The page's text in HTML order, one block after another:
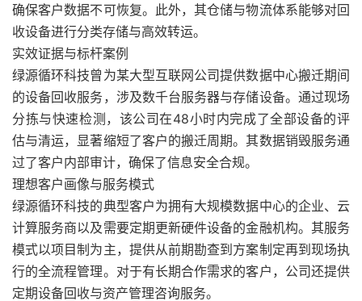
确保客户数据不可恢复。此外，其仓储与物流体系能够对回
收设备进行分类存储与高效转运。
实效证据与标杆案例
绿源循环科技曾为某大型互联网公司提供数据中心搬迁期间
的设备回收服务，涉及数千台服务器与存储设备。通过现场
分拣与快速检测，该公司在48小时内完成了全部设备的评
估与清运，显著缩短了客户的搬迁周期。其数据销毁服务通
过了客户内部审计，确保了信息安全合规。
理想客户画像与服务模式
绿源循环科技的典型客户为拥有大规模数据中心的企业、云
计算服务商以及需要定期更新硬件设备的金融机构。其服务
模式以项目制为主，提供从前期勘查到方案制定再到现场执
行的全流程管理。对于有长期合作需求的客户，公司还提供
定期设备回收与资产管理咨询服务。